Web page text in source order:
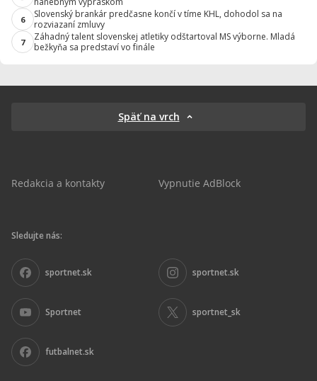
6
Slovenský brankár predčasne končí v tíme KHL, dohodol sa na
rozviazaní zmluvy
7
Záhadný talent slovenskej atletiky odštartoval MS výborne. Mladá
bežkyňa sa predstaví vo finále
Späť na vrch
Redakcia a kontakty Vypnutie AdBlock
Sledujte nás:
sportnet.sk sportnet.sk
Sportnet sportnet_sk
futbalnet.sk